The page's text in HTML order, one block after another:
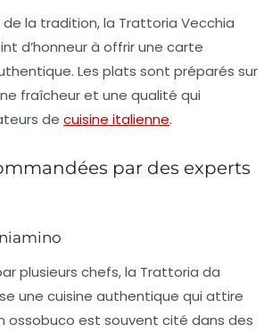
la tradition, la Trattoria Vecchia
d’honneur à offrir une carte
Les plats sont préparés sur
fraîcheur et une qualité qui
de cuisine italienne.
par des experts
plusieurs chefs, la Trattoria da
une cuisine authentique qui attire
ossobuco est souvent cité dans des